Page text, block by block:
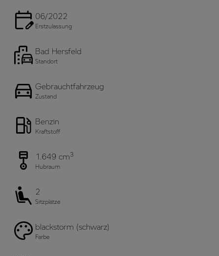
06/2022
Erstzulassung
Bad Hersfeld
Standort
Gebrauchtfahrzeug
Zustand
Benzin
Kraftstoff
1.649 cm3
Hubraum
2
Sitzplätze
blackstorm (schwarz)
Farbe